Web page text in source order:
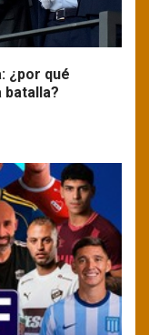
¿por qué
batalla?